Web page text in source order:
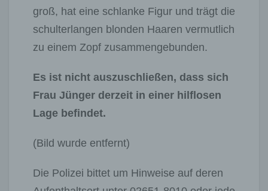
groß, hat eine schlanke Figur und trägt die
schulterlangen blonden Haaren vermutlich
zu einem Zopf zusammengebunden.
Es ist nicht auszuschließen, dass sich
Frau Jünger derzeit in einer hilflosen
Lage befindet.
(Bild wurde entfernt)
Die Polizei bittet um Hinweise auf deren